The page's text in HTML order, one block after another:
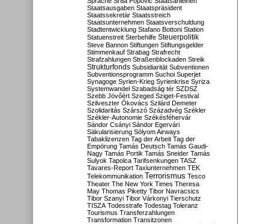
Staatsausgaben Staatspräsident
Staatssekretär Staatsstreich
Staatsunternehmen Staatsverschuldung
Stadtentwicklung Stafano Bottoni Station
Statuenstreit Sterbehilfe Steuerpolitik
Steve Bannon Stiftungen Stiftungsgelder
Stimmenkauf Strabag Strafrecht
Strafzahlungen Straßenblockaden Streik
Strukturfonds Subsidiarität Subventionen
Subventionsprogramm Suchoi Superjet
Synagoge Syrien-Krieg Syrienkrise Syriza
Systemwandel Szabadság tér SZDSZ
Szebb Jövőért Szeged Sziget-Festival
Szilveszter Ókovács Szilárd Demeter
Szolidaritás Szárszó Századvég Székler
Székler-Autonomie Székésféhervár
Sándor Csányi Sándor Egervári
Säkularisierung Sólyom Airways
Tabaklizenzen Tag der Arbeit Tag der
Empörung Tamás Deutsch Tamás Gaudi-
Nagy Tamás Portik Tamás Sneider Tamás
Sulyok Tapolca Tarifsenkungen TASZ
Tavares-Report Taxiunternehmen TEK
Telekommunikation Terrorismus Tesco
Theater The New York Times Theresa
May Thomas Piketty Tibor Navracsics
Tibor Szanyi Tibor Várkonyi Tierschutz
TISZA Todesstrafe Todestag Toleranz
Tourismus Transferzahlungen
Transformation Transitzonen